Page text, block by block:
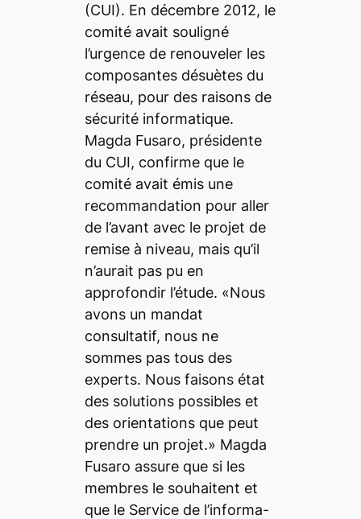
(CUI). En décembre 2012, le
comité avait souligné
l’urgence de renouveler les
composantes désuètes du
réseau, pour des raisons de
sécurité informatique.
Magda Fusaro, présidente
du CUI, confirme que le
comité avait émis une
recommandation pour aller
de l’avant avec le projet de
remise à niveau, mais qu’il
n’aurait pas pu en
approfondir l’étude. «Nous
avons un mandat
consultatif, nous ne
sommes pas tous des
experts. Nous faisons état
des solutions possibles et
des orientations que peut
prendre un projet.» Magda
Fusaro assure que si les
membres le souhaitent et
que le Service de l’informa-